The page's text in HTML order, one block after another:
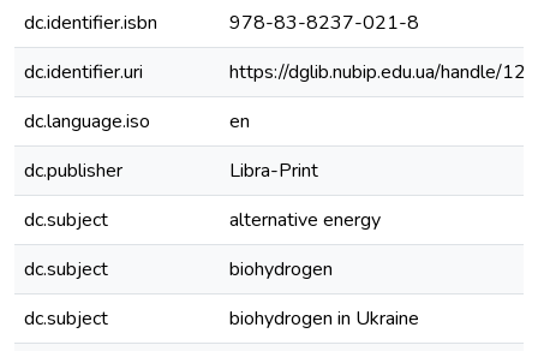
dc.identifier.isbn
978-83-8237-021-8
dc.identifier.uri
https://dglib.nubip.edu.ua/handle/
dc.language.iso
en
dc.publisher
Libra-Print
dc.subject
alternative energy
dc.subject
biohydrogen
dc.subject
biohydrogen in Ukraine